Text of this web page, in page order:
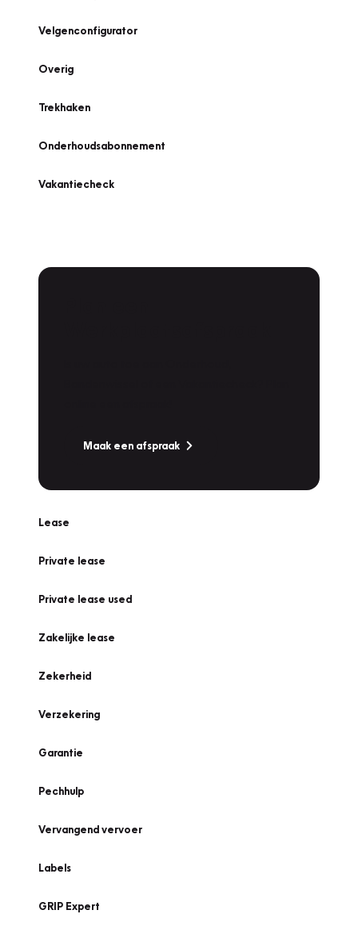
Velgenconfigurator
Overig
Trekhaken
Onderhoudsabonnement
Vakantiecheck
Maak een afspraak
Lease
Private lease
Private lease used
Zakelijke lease
Zekerheid
Verzekering
Garantie
Pechhulp
Vervangend vervoer
Labels
GRIP Expert